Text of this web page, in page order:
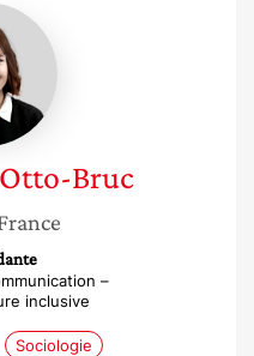
Otto-Bruc
–
inclusive
Sociologie